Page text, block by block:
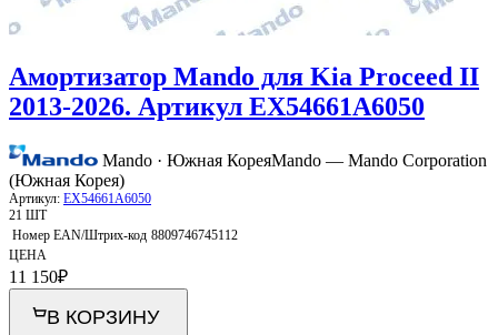
Амортизатор Mando для Kia Proceed II
2013-2026. Артикул EX54661A6050
Mando · Южная КореяMando — Mando Corporation
(Южная Корея)
Артикул: EX54661A6050
21 ШТ
Номер EAN/Штрих-код 8809746745112
ЦЕНА
11 150₽
В КОРЗИНУ